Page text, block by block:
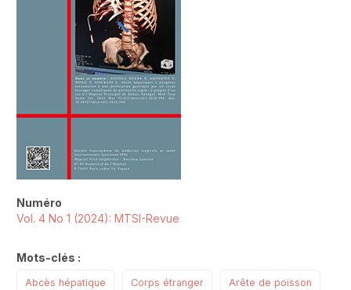
Numéro
Vol. 4 No 1 (2024): MTSI-Revue
Mots-clés :
Abcès hépatique Corps étranger Arête de poisson